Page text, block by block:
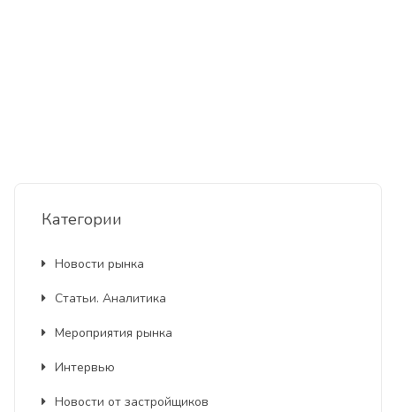
Категории
Новости рынка
Статьи. Аналитика
Мероприятия рынка
Интервью
Новости от застройщиков